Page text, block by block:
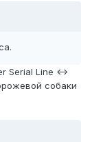
Serial Line <->
собаки